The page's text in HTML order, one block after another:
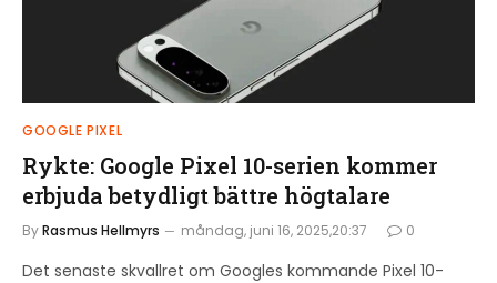
GOOGLE PIXEL
Rykte: Google Pixel 10-serien kommer
erbjuda betydligt bättre högtalare
ByRasmus Hellmyrs måndag, juni 16, 2025,20:37 0
Det senaste skvallret om Googles kommande Pixel 10-